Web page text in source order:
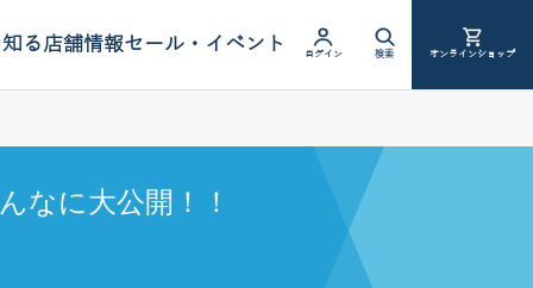
る店舗情報セール・イベント ログイン 検索 オンラインショップ
なに大公開！！